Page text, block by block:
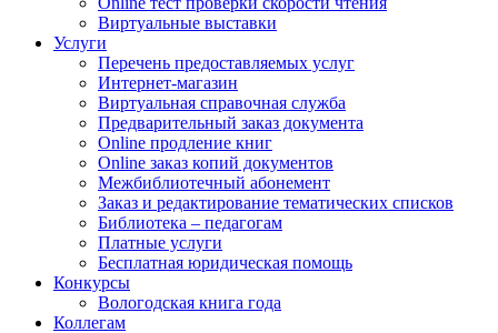
Виртуальные выставки
Услуги
Перечень предоставляемых услуг
Интернет-магазин
Виртуальная справочная служба
Предварительный заказ документа
Online продление книг
Online заказ копий документов
Межбиблиотечный абонемент
Заказ и редактирование тематических списков
Библиотека – педагогам
Платные услуги
Бесплатная юридическая помощь
Конкурсы
Вологодская книга года
Коллегам